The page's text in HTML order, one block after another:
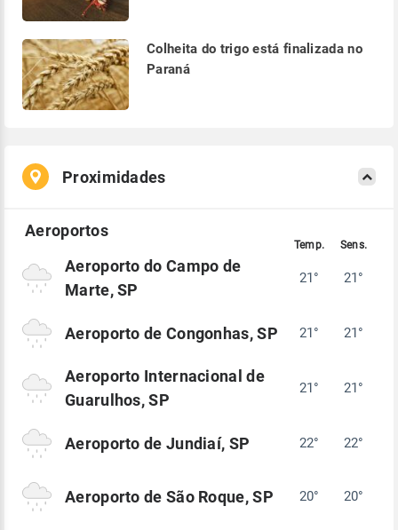
Colheita do trigo está finalizada no
Paraná
Proximidades
Aeroporto do Campo de
Marte, SP
21° 21°
Aeroporto de Congonhas, SP 21° 21°
Aeroporto Internacional de
Guarulhos, SP
21° 21°
Aeroporto de Jundiaí, SP 22° 22°
Aeroporto de São Roque, SP 20° 20°